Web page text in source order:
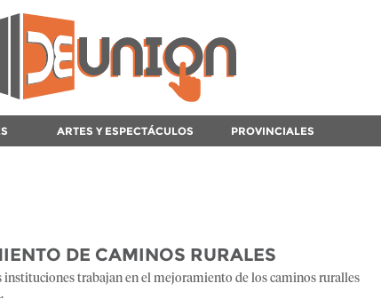
ARTES Y ESPECTÁCULOS PROVINCIALES
DE CAMINOS RURALES
instituciones trabajan en el mejoramiento de los caminos ruralles